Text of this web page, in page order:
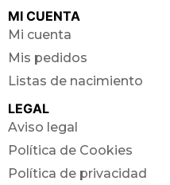
MI CUENTA
Mi cuenta
Mis pedidos
Listas de nacimiento
LEGAL
Aviso legal
Política de Cookies
Política de privacidad